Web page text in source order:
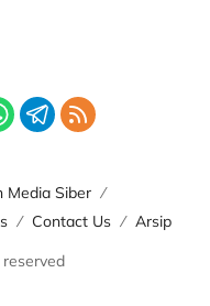
Media Siber
Contact Us
Arsip